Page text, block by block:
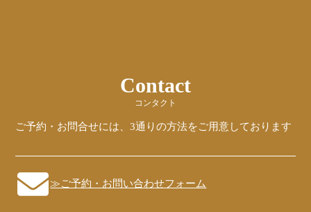
Contact
コンタクト
ご予約・お問合せには、3通りの方法をご用意しております
≫ご予約・お問い合わせフォーム